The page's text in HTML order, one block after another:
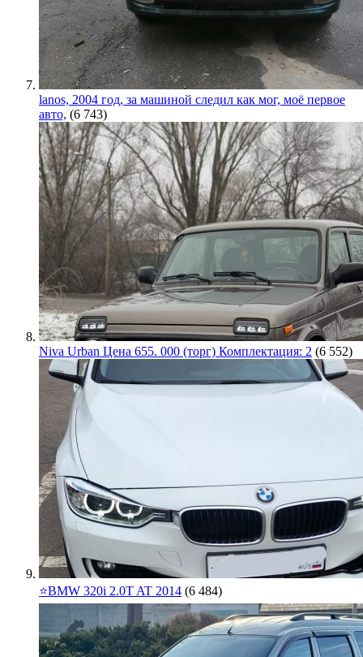
lanos, 2004 год, за машиной следил как мог, моё первое
авто, (6 743)
Niva Urban Цена 655. 000 (торг) Комплектация: 2 (6 552)
⭐️BMW 320i 2.0T AT 2014 (6 484)